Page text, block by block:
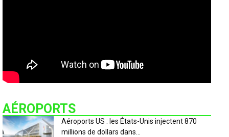
AÉROPORTS
Aéroports US : les États-Unis injectent 870
millions de dollars dans...